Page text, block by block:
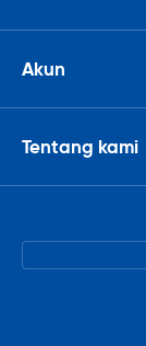
Akun
Tentang kami